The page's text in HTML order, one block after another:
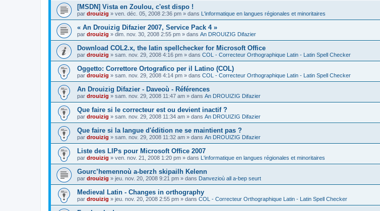
[MSDN] Vista en Zoulou, c'est dispo !
par drouizig » ven. déc. 05, 2008 2:36 pm » dans L'informatique en langues régionales et minoritaires
« An Drouizig Difazier 2007, Service Pack 4 »
par drouizig » dim. nov. 30, 2008 2:55 pm » dans An DROUIZIG Difazier
Download COL2.x, the latin spellchecker for Microsoft Office
par drouizig » sam. nov. 29, 2008 4:16 pm » dans COL - Correcteur Orthographique Latin - Latin Spell Checker
Oggetto: Correttore Ortografico per il Latino (COL)
par drouizig » sam. nov. 29, 2008 4:14 pm » dans COL - Correcteur Orthographique Latin - Latin Spell Checker
An Drouizig Difazier - Daveoù - Références
par drouizig » sam. nov. 29, 2008 11:47 am » dans An DROUIZIG Difazier
Que faire si le correcteur est ou devient inactif ?
par drouizig » sam. nov. 29, 2008 11:34 am » dans An DROUIZIG Difazier
Que faire si la langue d'édition ne se maintient pas ?
par drouizig » sam. nov. 29, 2008 11:32 am » dans An DROUIZIG Difazier
Liste des LIPs pour Microsoft Office 2007
par drouizig » ven. nov. 21, 2008 1:20 pm » dans L'informatique en langues régionales et minoritaires
Gourc’hemennoù a-berzh skipailh Kelenn
par drouizig » jeu. nov. 20, 2008 9:21 pm » dans Danvezioù all a-bep seurt
Medieval Latin - Changes in orthography
par drouizig » jeu. nov. 20, 2008 2:55 pm » dans COL - Correcteur Orthographique Latin - Latin Spell Checker